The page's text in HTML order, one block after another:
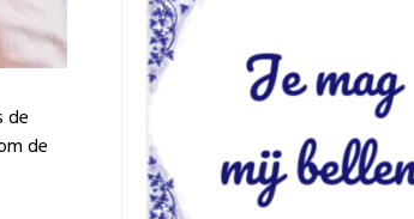
de
de